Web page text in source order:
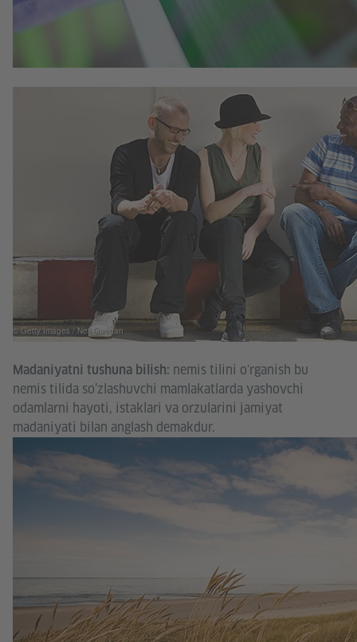
© Getty Images / Neil Guegan
Madaniyatni tushuna bilish: nemis tilini o'rganish bu
nemis tilida so’zlashuvchi mamlakatlarda yashovchi
odamlarni hayoti, istaklari va orzularini jamiyat
madaniyati bilan anglash demakdur.